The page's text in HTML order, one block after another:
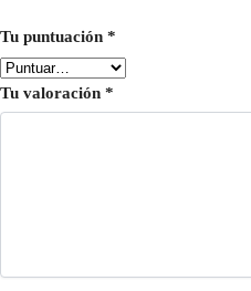
Tu puntuación *
Tu valoración *